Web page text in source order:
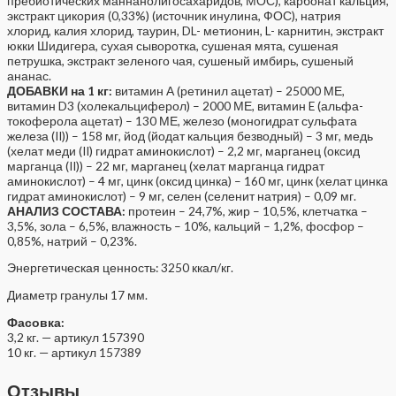
экстракт цикория (0,33%) (источник инулина, ФОС), натрия
хлорид, калия хлорид, таурин, DL- метионин, L- карнитин, экстракт
юкки Шидигера, сухая сыворотка, сушеная мята, сушеная
петрушка, экстракт зеленого чая, сушеный имбирь, сушеный
ананас.
ДОБАВКИ на 1 кг: витамин А (ретинил ацетат) – 25000 МЕ,
витамин D3 (холекальциферол) – 2000 МЕ, витамин E (альфа-
токоферола ацетат) – 130 МЕ, железо (моногидрат сульфата
железа (II)) – 158 мг, йод (йодат кальция безводный) – 3 мг, медь
(хелат меди (II) гидрат аминокислот) – 2,2 мг, марганец (оксид
марганца (II)) – 22 мг, марганец (хелат марганца гидрат
аминокислот) – 4 мг, цинк (оксид цинка) – 160 мг, цинк (хелат цинка
гидрат аминокислот) – 9 мг, селен (селенит натрия) – 0,09 мг.
АНАЛИЗ СОСТАВА: протеин – 24,7%, жир – 10,5%, клетчатка –
3,5%, зола – 6,5%, влажность – 10%, кальций – 1,2%, фосфор –
0,85%, натрий – 0,23%.
Энергетическая ценность: 3250 ккал/кг.
Диаметр гранулы 17 мм.
Фасовка:
3,2 кг. — артикул 157390
10 кг. — артикул 157389
Отзывы